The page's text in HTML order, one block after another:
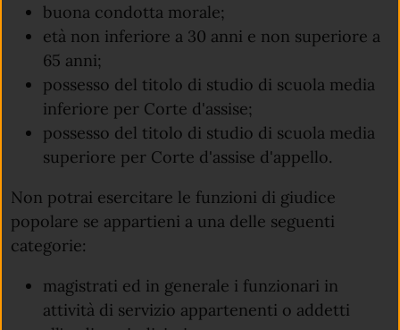
buona condotta morale;
età non inferiore a 30 anni e non superiore a
65 anni;
possesso del titolo di studio di scuola media
inferiore per Corte d'assise;
possesso del titolo di studio di scuola media
superiore per Corte d'assise d'appello.
Non potrai esercitare le funzioni di giudice
popolare se appartieni a una delle seguenti
categorie:
magistrati ed in generale i funzionari in
attività di servizio appartenenti o addetti